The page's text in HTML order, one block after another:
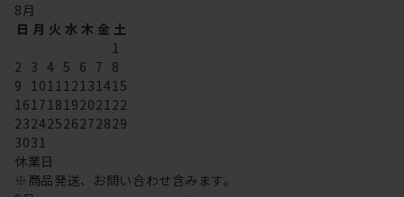
8月
日 月 火 水 木 金 土
1
2 3 4 5 6 7 8
9 101112131415
16171819202122
23242526272829
3031
休業日
※商品発送、お問い合わせ含みます。